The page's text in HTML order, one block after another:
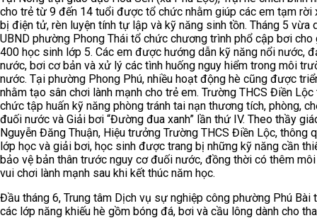
cho trẻ từ 9 đến 14 tuổi được tổ chức nhằm giúp các em tạm rời
bị điện tử, rèn luyện tính tự lập và kỹ năng sinh tồn. Tháng 5 vừa
UBND phường Phong Thái tổ chức chương trình phổ cập bơi cho
400 học sinh lớp 5. Các em được hướng dẫn kỹ năng nổi nước,
nước, bơi cơ bản và xử lý các tình huống nguy hiểm trong môi
nước. Tại phường Phong Phú, nhiều hoạt động hè cũng được
nhằm tạo sân chơi lành mạnh cho trẻ em. Trường THCS Điền Lộc
chức tập huấn kỹ năng phòng tránh tai nạn thương tích, phòng,
đuối nước và Giải bơi “Đường đua xanh” lần thứ IV. Theo thầy
Nguyễn Đăng Thuận, Hiệu trưởng Trường THCS Điền Lộc, thông
lớp học và giải bơi, học sinh được trang bị những kỹ năng cần
bảo vệ bản thân trước nguy cơ đuối nước, đồng thời có thêm
vui chơi lành mạnh sau khi kết thúc năm học.
Đầu tháng 6, Trung tâm Dịch vụ sự nghiệp công phường Phú Bài
các lớp năng khiếu hè gồm bóng đá, bơi và cầu lông dành cho